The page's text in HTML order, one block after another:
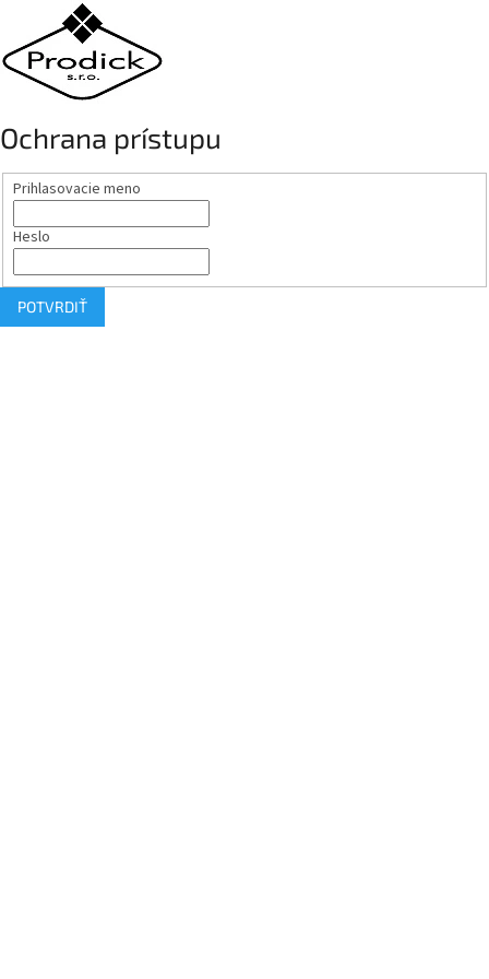
Ochrana prístupu
Prihlasovacie meno
Heslo
POTVRDIŤ